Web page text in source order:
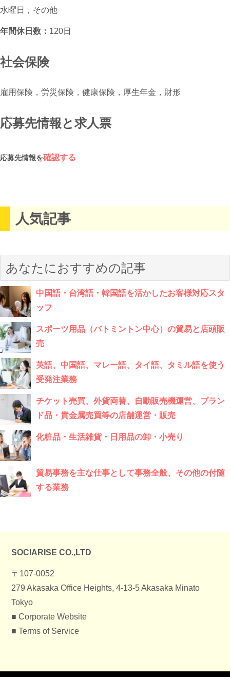
水曜日，その他
年間休日数： 120日
社会保険
雇用保険，労災保険，健康保険，厚生年金，財形
応募先情報と求人票
応募先情報を確認する
人気記事
あなたにおすすめの記事
中国語・台湾語・韓国語を活かしたお客様対応スタ
ッフ
スポーツ用品（バトミントン中心）の貿易と店頭販
売
英語、中国語、マレー語、タイ語、タミル語を使う
受発注業務
チケット売買、外貨両替、自動販売機運営、ブラン
ド品・貴金属売買等の店舗運営・販売
化粧品・生活雑貨・日用品の卸・小売り
貿易事務を主な仕事として事務全般、その他の付随
する業務
SOCIARISE CO.,LTD
〒107-0052
279 Akasaka Office Heights, 4-13-5 Akasaka Minato
Tokyo
■Corporate Website
■Terms of Service